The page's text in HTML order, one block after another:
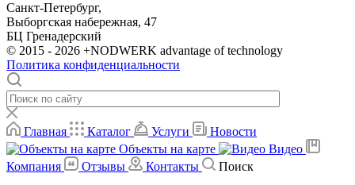
Санкт-Петербург,
Выборгская набережная, 47
БЦ Гренадерский
© 2015 - 2026 +NODWERK advantage of technology
Политика конфиденциальности
Главная Каталог Услуги
Новости
Объекты на карте
Видео
Компания
Отзывы Контакты Поиск